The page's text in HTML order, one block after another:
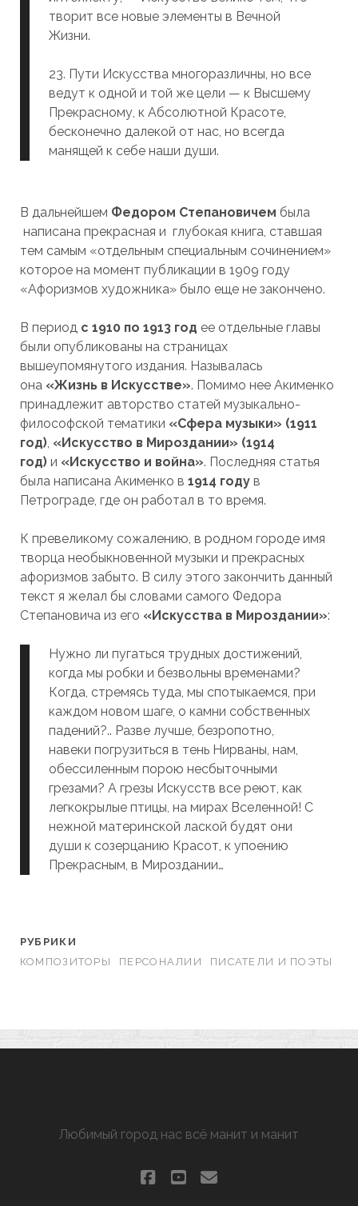
творит все новые элементы в Вечной
Жизни.
23. Пути Искусства многоразличны, но все
ведут к одной и той же цели — к Высшему
Прекрасному, к Абсолютной Красоте,
бесконечно далекой от нас, но всегда
манящей к себе наши души.
В дальнейшем Федором Степановичем была
написана прекрасная и глубокая книга, ставшая
тем самым «отдельным специальным сочинением»
которое на момент публикации в 1909 году
«Афоризмов художника» было еще не закончено.
В период с 1910 по 1913 год ее отдельные главы
были опубликованы на страницах
вышеупомянутого издания. Называлась
она «Жизнь в Искусстве». Помимо нее Акименко
принадлежит авторство статей музыкально-
философской тематики «Сфера музыки» (1911
год), «Искусство в Мироздании» (1914
год)и «Искусство и война». Последняя статья
была написана Акименко в 1914 годув
Петрограде, где он работал в то время.
К превеликому сожалению, в родном городе имя
творца необыкновенной музыки и прекрасных
афоризмов забыто. В силу этого закончить данный
текст я желал бы словами самого Федора
Степановича из его «Искусства в Мироздании»:
Нужно ли пугаться трудных достижений,
когда мы робки и безвольны временами?
Когда, стремясь туда, мы спотыкаемся, при
каждом новом шаге, о камни собственных
падений?.. Разве лучше, безропотно,
навеки погрузиться в тень Нирваны, нам,
обессиленным порою несбыточными
грезами? А грезы Искусств все реют, как
легкокрылые птицы, на мирах Вселенной! С
нежной материнской лаской будят они
души к созерцанию Красот, к упоению
Прекрасным, в Мироздании…
РУБРИКИ
КОМПОЗИТОРЫ
ПЕРСОНАЛИИ ПИСАТЕЛИ И ПОЭТЫ
Любимый город нас всё манит и манит
facebook
youtube
email